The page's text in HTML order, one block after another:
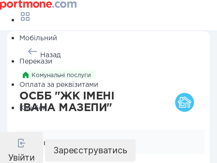
Мобільний
Перекази
Оплата за реквізитами
Кешбек
Увійти
Зареєструватись
Назад
Комунальні послуги
ОСББ "ЖК ІМЕНІ
ІВАНА МАЗЕПИ"
Реквізити компанії